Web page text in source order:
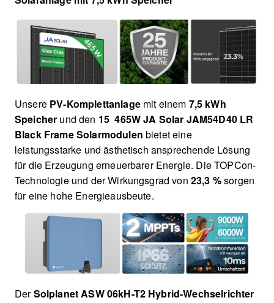
Unsere PV-Komplettanlagemit einem 7,5 kWh
Speicher und den 15 465W JA Solar JAM54D40 LR
Black Frame Solarmodulen bietet eine
leistungsstarke und ästhetisch ansprechende Lösung
für die Erzeugung erneuerbarer Energie. Die TOPCon-
Technologie und der Wirkungsgrad von 23,3 %sorgen
für eine hohe Energieausbeute.
DerSolplanet ASW 06kH-T2 Hybrid-Wechselrichter